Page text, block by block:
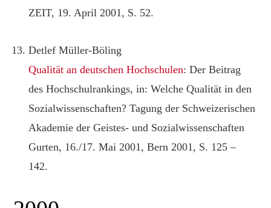
ZEIT, 19. April 2001, S. 52.
Detlef Müller-Böling
Qualität an deutschen Hochschulen: Der Beitrag
des Hochschulrankings, in: Welche Qualität in den
Sozialwissenschaften? Tagung der Schweizerischen
Akademie der Geistes- und Sozialwissenschaften
Gurten, 16./17. Mai 2001, Bern 2001, S. 125 –
142.